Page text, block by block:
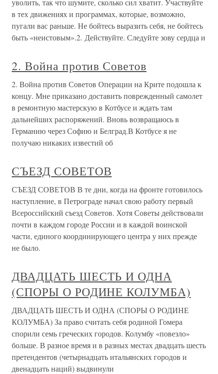
уволить, так что шумите, сколько сил хватит. Участвуйте
в тех движениях и программах, которые, возможно,
пугали вас раньше. Не бойтесь выразить себя, не бойтесь
быть «неистовым».2. Действуйте. Следуйте зову сердца и
2. Война против Советов
2. Война против Советов Операции на Крите подошла к
концу. Мне приказано доставить поврежденный самолет
в ремонтную мастерскую в Котбусе и ждать там
дальнейших распоряжений. Вновь возвращаюсь в
Германию через Софию и Белград.В Котбусе я не
получаю никаких известий об
СЪЕЗД СОВЕТОВ
СЪЕЗД СОВЕТОВ В те дни, когда на фронте готовилось
наступление, в Петрограде начал свою работу первый
Всероссийский съезд Советов. Хотя Советы действовали
почти в каждом городе России и в каждой воинской
части, единого координирующего центра у них прежде
не было.
ДВАДЦАТЬ ШЕСТЬ И ОДНА
(СПОРЫ О РОДИНЕ КОЛУМБА)
ДВАДЦАТЬ ШЕСТЬ И ОДНА (СПОРЫ О РОДИНЕ
КОЛУМБА) За право считать себя родиной Гомера
спорили семь греческих городов. Колумбу «повезло»
больше. В разное время и в разных местах двадцать шесть
претендентов (четырнадцать итальянских городов и
двенадцать наций) выдвинули